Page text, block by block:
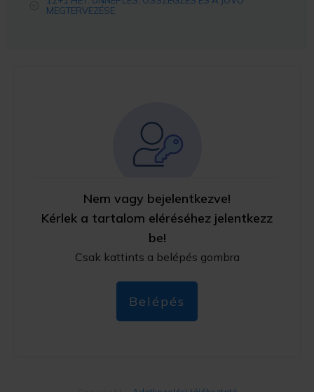
Nem vagy bejelentkezve!
Kérlek a tartalom eléréséhez jelentkezz
be!
Csak kattints a belépés gombra
Belépés
MEGTERVEZÉSE